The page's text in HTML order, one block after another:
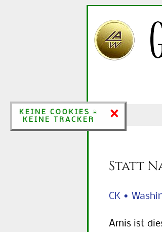
×
KEINE COOKIES &
KEINE TRACKER
Statt
CK •
Amis ist
×
KEINE COOKIES -
KEINE TRACKER